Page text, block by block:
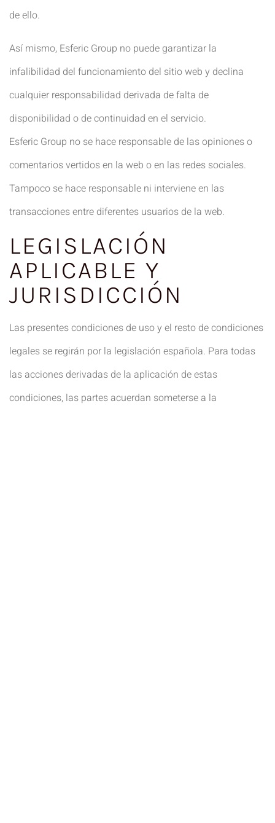
de ello.
Así mismo, Esferic Group no puede garantizar la
infalibilidad del funcionamiento del sitio web y declina
cualquier responsabilidad derivada de falta de
disponibilidad o de continuidad en el servicio.
Esferic Group no se hace responsable de las opiniones o
comentarios vertidos en la web o en las redes sociales.
Tampoco se hace responsable ni interviene en las
transacciones entre diferentes usuarios de la web.
LEGISLACIÓN
APLICABLE Y
JURISDICCIÓN
Las presentes condiciones de uso y el resto de condiciones
legales se regirán por la legislación española. Para todas
las acciones derivadas de la aplicación de estas
condiciones, las partes acuerdan someterse a la